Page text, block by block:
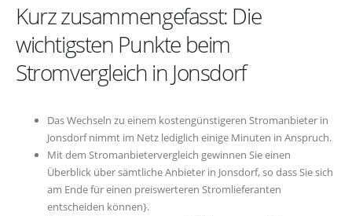
Kurz zusammengefasst: Die
wichtigsten Punkte beim
Stromvergleich in Jonsdorf
Das Wechseln zu einem kostengünstigeren Stromanbieter in
Jonsdorf nimmt im Netz lediglich einige Minuten in Anspruch.
Mit dem Stromanbietervergleich gewinnen Sie einen
Überblick über sämtliche Anbieter in Jonsdorf, so dass Sie sich
am Ende für einen preiswerteren Stromlieferanten
entscheiden können}.